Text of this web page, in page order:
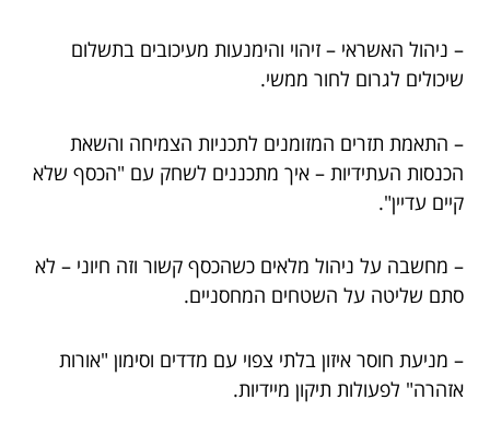
– ניהול האשראי – זיהוי והימנעות מעיכובים בתשלום
שיכולים לגרום לחור ממשי.
– התאמת תזרים המזומנים לתכניות הצמיחה והשאת
הכנסות העתידיות – איך מתכננים לשחק עם "הכסף שלא
קיים עדיין".
– מחשבה על ניהול מלאים כשהכסף קשור וזה חיוני – לא
סתם שליטה על השטחים המחסניים.
– מניעת חוסר איזון בלתי צפוי עם מדדים וסימון "אורות
אזהרה" לפעולות תיקון מיידיות.